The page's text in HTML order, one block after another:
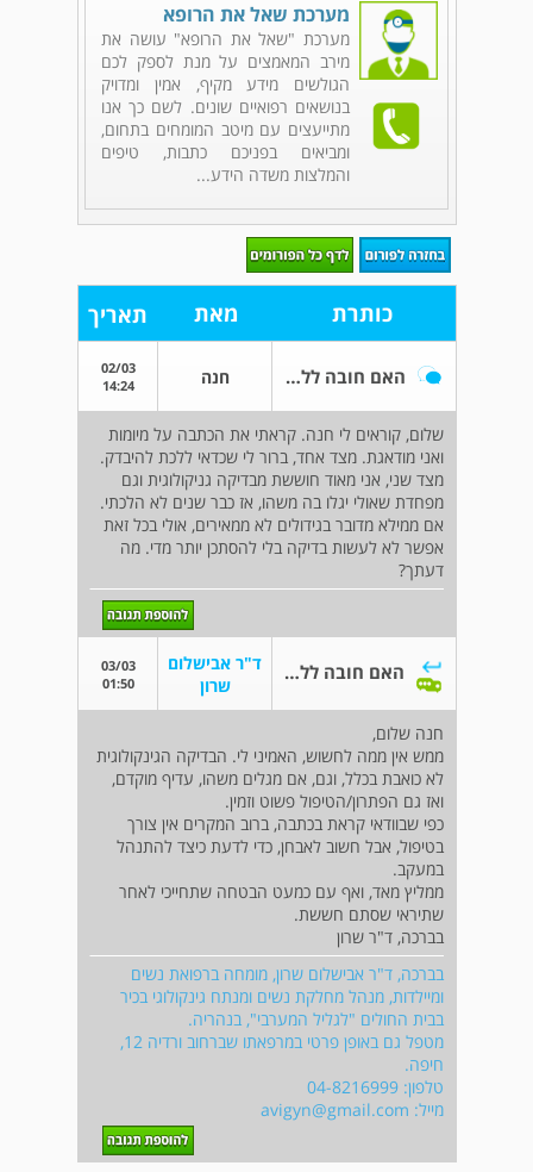
מערכת שאל את הרופא
מערכת "שאל את הרופא" עושה את
מירב המאמצים על מנת לספק לכם
הגולשים מידע מקיף, אמין ומדויק
בנושאים רפואיים שונים. לשם כך אנו
מתייעצים עם מיטב המומחים בתחום,
ומביאים בפניכם כתבות, טיפים
והמלצות משדה הידע...
כותרת מאת תאריך
האם חובה ללכת לגניקולוג? חנה
02/03
14:24
שלום, קוראים לי חנה. קראתי את הכתבה על מיומות
ואני מודאגת. מצד אחד, ברור לי שכדאי ללכת להיבדק.
מצד שני, אני מאוד חוששת מבדיקה גניקולוגית וגם
מפחדת שאולי יגלו בה משהו, אז כבר שנים לא הלכתי.
אם ממילא מדובר בגידולים לא ממאירים, אולי בכל זאת
אפשר לא לעשות בדיקה בלי להסתכן יותר מדי. מה
דעתך?
האם חובה ללכת לגניקולוג?
ד"ר אבישלום
שרון
03/03
01:50
חנה שלום,
ממש אין ממה לחשוש, האמיני לי. הבדיקה הגינקולוגית
לא כואבת בכלל, וגם, אם מגלים משהו, עדיף מוקדם,
ואז גם הפתרון/הטיפול פשוט וזמין.
כפי שבוודאי קראת בכתבה, ברוב המקרים אין צורך
בטיפול, אבל חשוב לאבחן, כדי לדעת כיצד להתנהל
במעקב.
ממליץ מאד, ואף עם כמעט הבטחה שתחייכי לאחר
שתיראי שסתם חששת.
בברכה, ד"ר שרון
בברכה, ד"ר אבישלום שרון, מומחה ברפואת נשים
ומיילדות, מנהל מחלקת נשים ומנתח גינקולוגי בכיר
בבית החולים "לגליל המערבי", בנהריה.
מטפל גם באופן פרטי במרפאתו שברחוב ורדיה 12,
חיפה.
טלפון: 04-8216999
מייל: avigyn@gmail.com